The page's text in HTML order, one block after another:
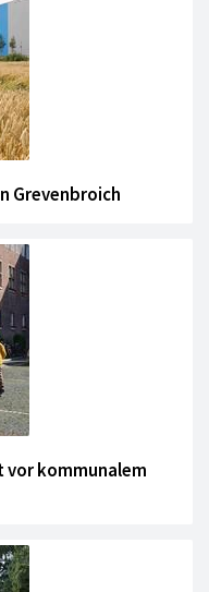
Grevenbroich
vor kommunalem